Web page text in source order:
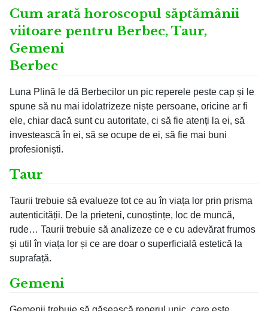
Cum arată horoscopul săptămânii
viitoare pentru Berbec, Taur,
Gemeni
Berbec
Luna Plină le dă Berbecilor un pic reperele peste cap și le
spune să nu mai idolatrizeze niște persoane, oricine ar fi
ele, chiar dacă sunt cu autoritate, ci să fie atenți la ei, să
investească în ei, să se ocupe de ei, să fie mai buni
profesioniști.
Taur
Taurii trebuie să evalueze tot ce au în viața lor prin prisma
autenticității. De la prieteni, cunoștințe, loc de muncă,
rude… Taurii trebuie să analizeze ce e cu adevărat frumos
și util în viața lor și ce are doar o superficială estetică la
suprafață.
Gemeni